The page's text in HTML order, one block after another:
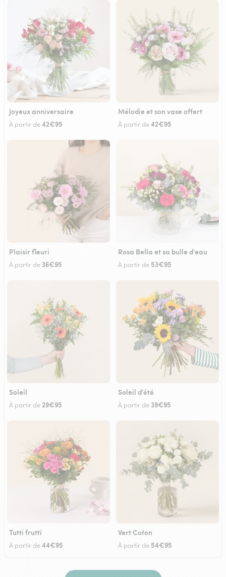
Joyeux anniversaire
À partir de42€95
Mélodie et son vase offert
À partir de42€95
Plaisir fleuri
À partir de 36€95
Rosa Bella et sa bulle d'eau
À partir de 53€95
Soleil
À partir de 29€95
Soleil d'été
À partir de 39€95
Tutti frutti
À partir de44€95
Vert Coton
À partir de 54€95